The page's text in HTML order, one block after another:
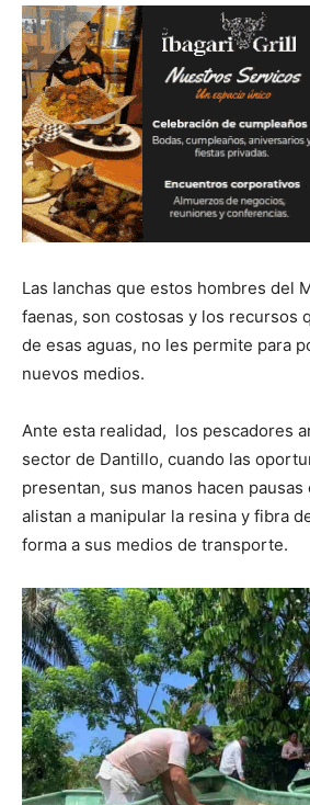
Las lanchas que estos hombres del
faenas, son costosas y los recursos
de esas aguas, no les permite para
nuevos medios.
Ante esta realidad, los pescadores
sector de Dantillo, cuando las
presentan, sus manos hacen pausas
alistan a manipular la resina y fibra
forma a sus medios de transporte.